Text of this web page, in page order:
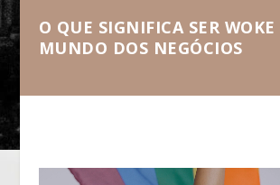
O QUE SIGNIFICA SER
MUNDO DOS NEGÓCIOS
Tocador